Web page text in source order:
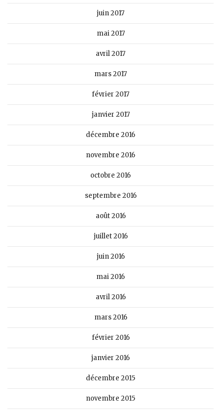
juin 2017
mai 2017
avril 2017
mars 2017
février 2017
janvier 2017
décembre 2016
novembre 2016
octobre 2016
septembre 2016
août 2016
juillet 2016
juin 2016
mai 2016
avril 2016
mars 2016
février 2016
janvier 2016
décembre 2015
novembre 2015